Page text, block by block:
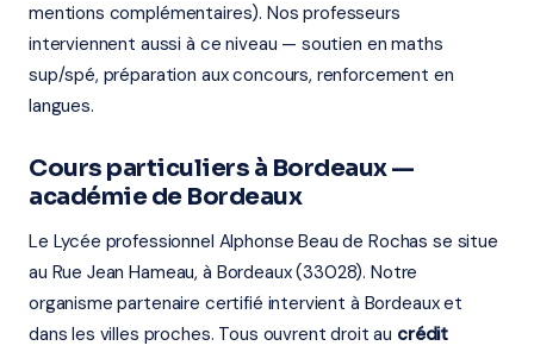
mentions complémentaires). Nos professeurs
interviennent aussi à ce niveau — soutien en maths
sup/spé, préparation aux concours, renforcement en
langues.
Cours particuliers à Bordeaux —
académie de Bordeaux
Le Lycée professionnel Alphonse Beau de Rochas se situe
au Rue Jean Hameau, à Bordeaux (33028). Notre
organisme partenaire certifié intervient à Bordeaux et
dans les villes proches. Tous ouvrent droit au crédit